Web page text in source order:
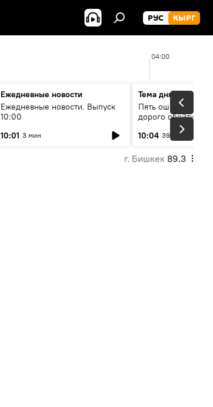
РУС КЫРГ
04:00
Ежедневные новости
Ежедневные новости. Выпуск
10:00
10:01 3 мин
Тема дня
Пять ошибок
дорого обойтись
10:04 39 мин
г. Бишкек 89.3